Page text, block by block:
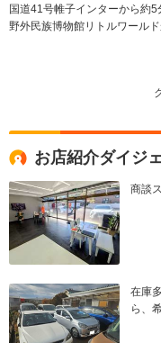
国道41号帷子インターから約5
野外民族博物館リトルワール
お店紹介ダイジ
商談
在庫
ら、